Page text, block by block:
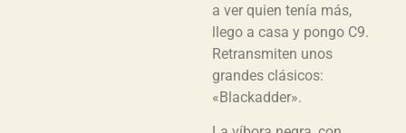
a ver quien tenía más,
llego a casa y pongo C9.
Retransmiten unos
grandes clásicos:
«Blackadder».